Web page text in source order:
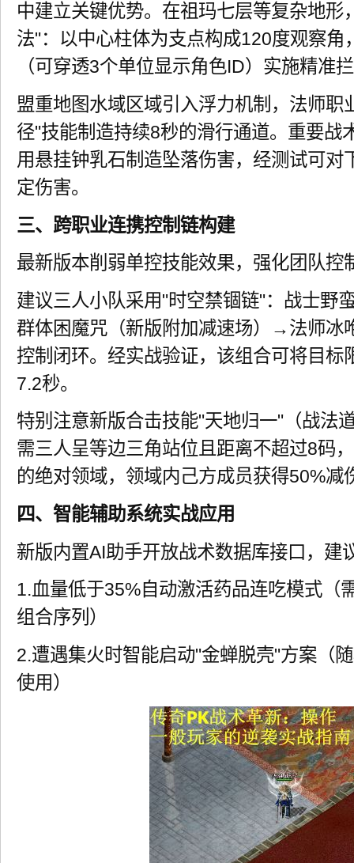
中建立关键优势。在祖玛七层等复杂地形
法"：以中心柱体为支点构成120度观察角
（可穿透3个单位显示角色ID）实施精准
盟重地图水域区域引入浮力机制，法师职
径"技能制造持续8秒的滑行通道。重要战
用悬挂钟乳石制造坠落伤害，经测试可对
定伤害。
三、跨职业连携控制链构建
最新版本削弱单控技能效果，强化团队控
建议三人小队采用"时空禁锢链"：战士野
群体困魔咒（新版附加减速场）→法师冰
控制闭环。经实战验证，该组合可将目标
7.2秒。
特别注意新版合击技能"天地归一"（战法
需三人呈等边三角站位且距离不超过8码
的绝对领域，领域内己方成员获得50%减
四、智能辅助系统实战应用
新版内置AI助手开放战术数据库接口，建
1.血量低于35%自动激活药品连吃模式（
组合序列）
2.遭遇集火时智能启动"金蝉脱壳"方案（
使用）